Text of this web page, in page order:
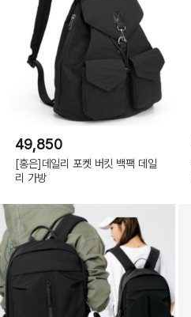
49,850
[홍은]데일리 포켓 버킷 백팩 데일
리 가방